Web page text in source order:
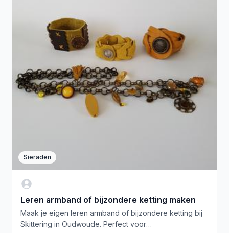
Sieraden
Leren armband of bijzondere ketting maken
Maak je eigen leren armband of bijzondere ketting bij
Skittering in Oudwoude. Perfect voor